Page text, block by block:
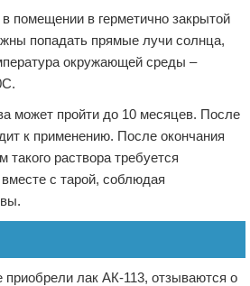
помещении в герметично закрытой
попадать прямые лучи солнца,
окружающей среды –
может пройти до 10 месяцев. После
к применению. После окончания
такого раствора требуется
с тарой, соблюдая
приобрели лак АК-113, отзываются о